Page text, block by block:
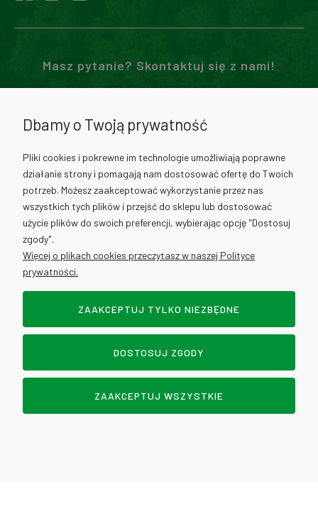
Masz pytanie? Skontaktuj się z nami!
730 012 317
info@cantino.pl
DOWOZY - WROCŁAW
Dbamy o Twoją prywatność
Pliki cookies i pokrewne im technologie umożliwiają poprawne
działanie strony i pomagają nam dostosować ofertę do Twoich
potrzeb. Możesz zaakceptować wykorzystanie przez nas
wszystkich tych plików i przejść do sklepu lub dostosować
użycie plików do swoich preferencji, wybierając opcję "Dostosuj
zgody".
Więcej o plikach cookies przeczytasz w naszej Polityce
prywatności.
ZAAKCEPTUJ TYLKO NIEZBĘDNE
DOSTOSUJ ZGODY
ZAAKCEPTUJ WSZYSTKIE